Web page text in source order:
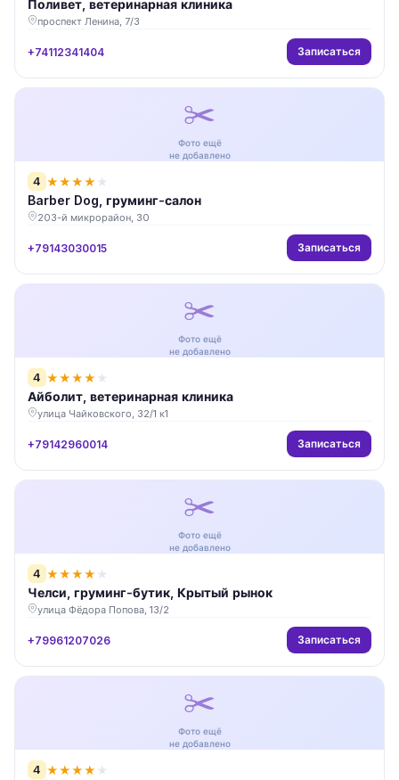
Поливет, ветеринарная клиника
проспект Ленина, 7/3
+74112341404 Записаться
✂️
Фото ещё
не добавлено
4 ★★★★ ★
Barber Dog, груминг-салон
203-й микрорайон, 30
+79143030015 Записаться
✂️
Фото ещё
не добавлено
4 ★★★★ ★
Айболит, ветеринарная клиника
улица Чайковского, 32/1 к1
+79142960014 Записаться
✂️
Фото ещё
не добавлено
4 ★★★★ ★
Челси, груминг-бутик, Крытый рынок
улица Фёдора Попова, 13/2
+79961207026 Записаться
✂️
Фото ещё
не добавлено
4 ★★★★ ★